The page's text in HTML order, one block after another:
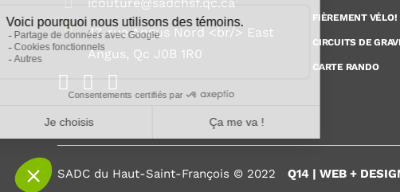
47, rue Angus Nord <br/> East
Angus, Qc J0B 1R0
FIÈREMENT VÉLO!
CIRCUITS DE
CARTE RANDO
SADC du Haut-Saint-François © 2022 Q14 | WEB +